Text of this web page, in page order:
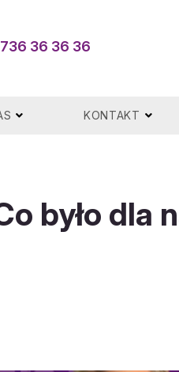
736 36 36 36
KONTAKT
było dla